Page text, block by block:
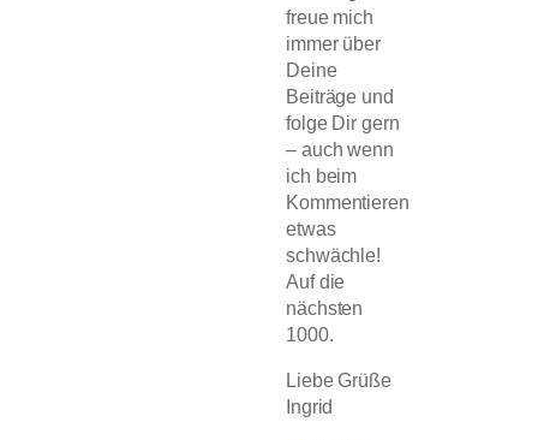
freue mich
immer über
Deine
Beiträge und
folge Dir gern
– auch wenn
ich beim
Kommentieren
etwas
schwächle!
Auf die
nächsten
1000.
Liebe Grüße
Ingrid